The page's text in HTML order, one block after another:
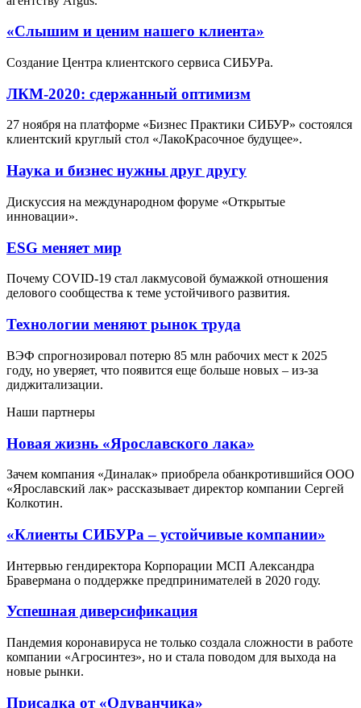
«Слышим и ценим нашего клиента»
Создание Центра клиентского сервиса СИБУРа.
ЛКМ-2020: сдержанный оптимизм
27 ноября на платформе «Бизнес Практики СИБУР» состоялся
клиентский круглый стол «ЛакоКрасочное будущее».
Наука и бизнес нужны друг другу
Дискуссия на международном форуме «Открытые
инновации».
ESG меняет мир
Почему COVID-19 стал лакмусовой бумажкой отношения
делового сообщества к теме устойчивого развития.
Технологии меняют рынок труда
ВЭФ спрогнозировал потерю 85 млн рабочих мест к 2025
году, но уверяет, что появится еще больше новых – из-за
диджитализации.
Наши партнеры
Новая жизнь «Ярославского лака»
Зачем компания «Диналак» приобрела обанкротившийся ООО
«Ярославский лак» рассказывает директор компании Сергей
Колкотин.
«Клиенты СИБУРа – устойчивые компании»
Интервью гендиректора Корпорации МСП Александра
Бравермана о поддержке предпринимателей в 2020 году.
Успешная диверсификация
Пандемия коронавируса не только создала сложности в работе
компании «Агросинтез», но и стала поводом для выхода на
новые рынки.
Присадка от «Одуванчика»